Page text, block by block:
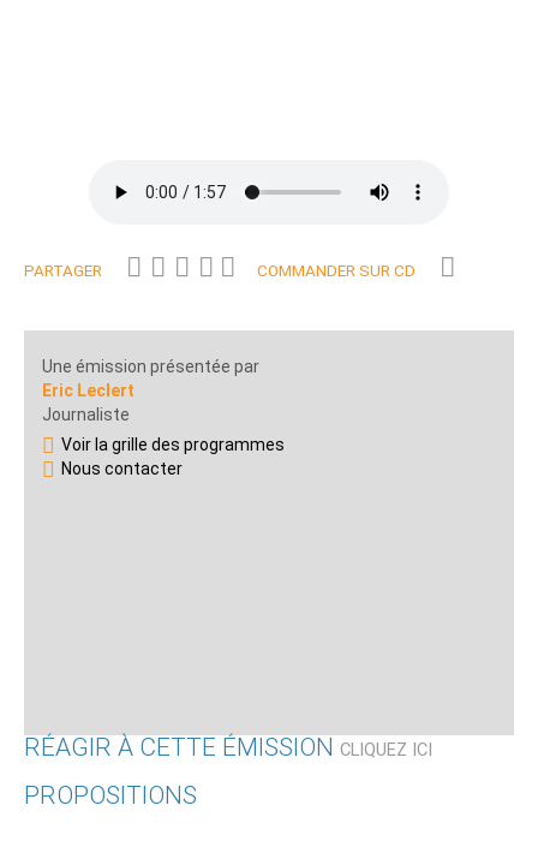
PARTAGER COMMANDER SUR CD
Une émission présentée par
Eric Leclert
Journaliste
Voir la grille des programmes
Nous contacter
RÉAGIR À CETTE ÉMISSION CLIQUEZ ICI
PROPOSITIONS